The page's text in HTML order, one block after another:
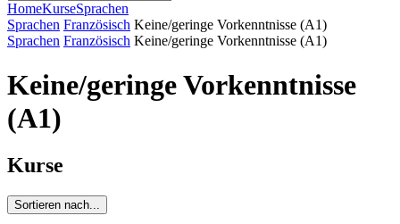
HomeKurseSprachen
Sprachen Französisch Keine/geringe Vorkenntnisse (A1)
Sprachen Französisch Keine/geringe Vorkenntnisse (A1)
Keine/geringe Vorkenntnisse
(A1)
Kurse
Sortieren nach...